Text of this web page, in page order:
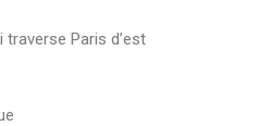
traverse Paris d’est